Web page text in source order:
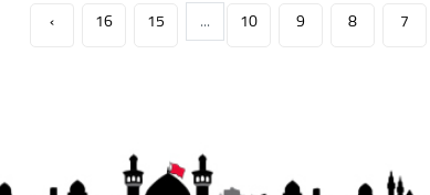
7
8
9
10
...
15
16
›